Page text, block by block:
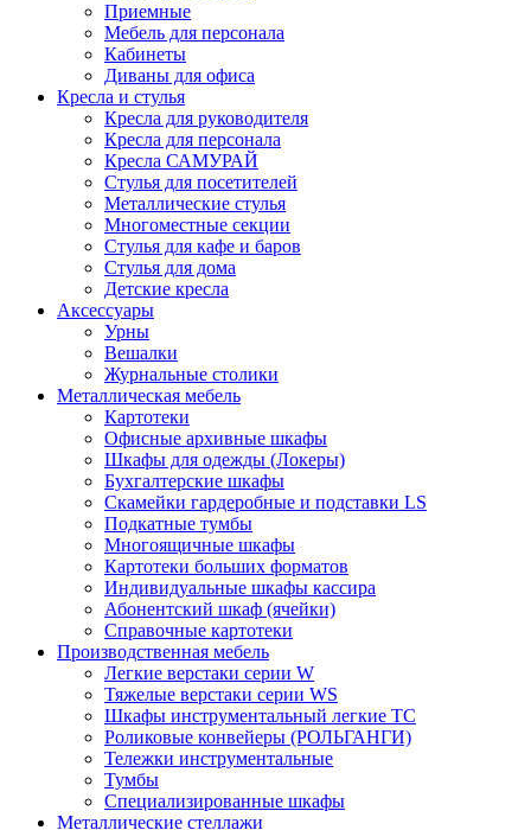
Приемные
Мебель для персонала
Кабинеты
Диваны для офиса
Кресла и стулья
Кресла для руководителя
Кресла для персонала
Кресла САМУРАЙ
Стулья для посетителей
Металлические стулья
Многоместные секции
Стулья для кафе и баров
Стулья для дома
Детские кресла
Аксессуары
Урны
Вешалки
Журнальные столики
Металлическая мебель
Картотеки
Офисные архивные шкафы
Шкафы для одежды (Локеры)
Бухгалтерские шкафы
Скамейки гардеробные и подставки LS
Подкатные тумбы
Многоящичные шкафы
Картотеки больших форматов
Индивидуальные шкафы кассира
Абонентский шкаф (ячейки)
Справочные картотеки
Производственная мебель
Легкие верстаки серии W
Тяжелые верстаки серии WS
Шкафы инструментальный легкие ТС
Роликовые конвейеры (РОЛЬГАНГИ)
Тележки инструментальные
Тумбы
Специализированные шкафы
Металлические стеллажи